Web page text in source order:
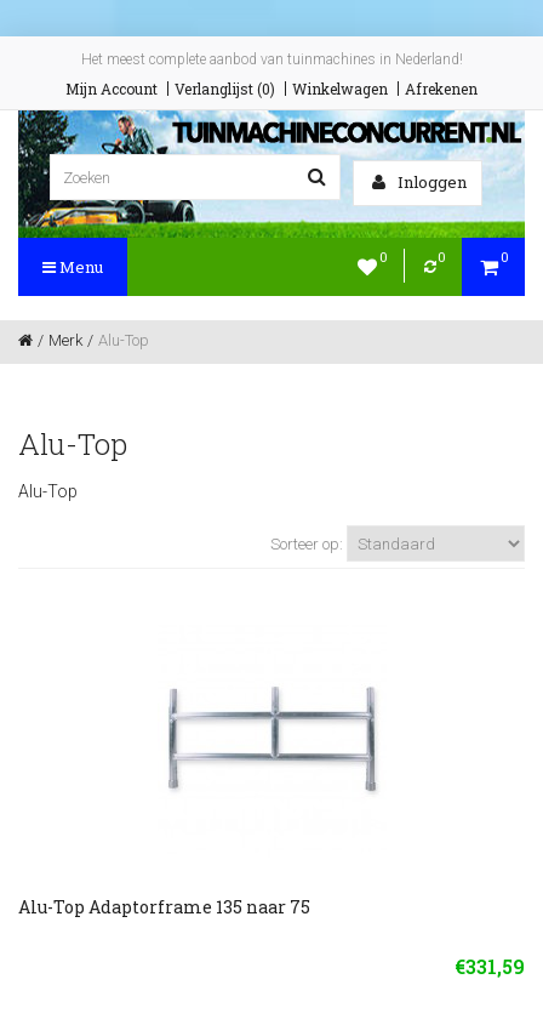
Het meest complete aanbod van tuinmachines in Nederland!
Mijn Account Verlanglijst (0) Winkelwagen Afrekenen
Inloggen
0 0 0
Menu
Merk Alu-Top
Alu-Top
Alu-Top
Sorteer op:
Alu-Top Adaptorframe 135 naar 75
€331,59